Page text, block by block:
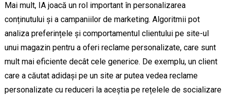
Mai mult, IA joacă un rol important în personalizarea
conținutului și a campaniilor de marketing. Algoritmii pot
analiza preferințele și comportamentul clientului pe site-ul
unui magazin pentru a oferi reclame personalizate, care sunt
mult mai eficiente decât cele generice. De exemplu, un client
care a căutat adidași pe un site ar putea vedea reclame
personalizate cu reduceri la aceștia pe rețelele de socializare